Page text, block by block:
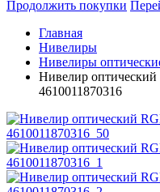
Продолжить покупки
Главная
Нивелиры
Нивелиры
Нивелир
4610011870316